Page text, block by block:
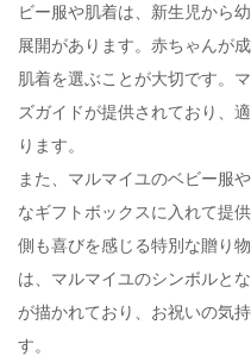
ビー服や肌着は、新生児から
展開があります。赤ちゃんが
肌着を選ぶことが大切です。
ズガイドが提供されており、
ります。
また、マルマイユのベビー服
なギフトボックスに入れて提
側も喜びを感じる特別な贈り
は、マルマイユのシンボルと
が描かれており、お祝いの気
す。